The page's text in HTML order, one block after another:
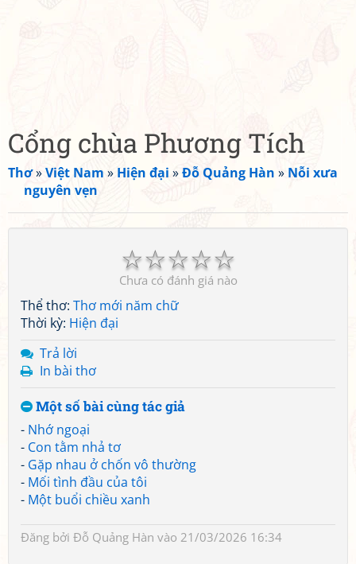
Cổng chùa Phương Tích
Thơ»Việt Nam » Hiện đại »Đỗ Quảng Hàn » Nỗi xưa
nguyên vẹn
☆
☆
☆
☆
☆
Chưa có đánh giá nào
Thể thơ: Thơ mới năm chữ
Thời kỳ: Hiện đại
Trả lời
In bài thơ
Một số bài cùng tác giả
- Nhớ ngoại
- Con tằm nhả tơ
- Gặp nhau ở chốn vô thường
- Mối tình đầu của tôi
- Một buổi chiều xanh
Đăng bởi Đỗ Quảng Hàn vào 21/03/2026 16:34